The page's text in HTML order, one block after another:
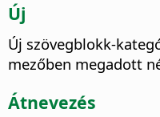
Új
Új szövegblokk-
mezőben megadott
Átnevezés